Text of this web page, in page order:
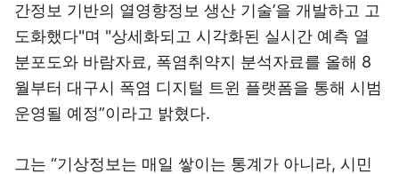
간정보 기반의 열영향정보 생산 기술’을 개발하고 고
도화했다"며 "상세화되고 시각화된 실시간 예측 열
분포도와 바람자료, 폭염취약지 분석자료를 올해 8
월부터 대구시 폭염 디지털 트윈 플랫폼을 통해 시범
운영될 예정”이라고 밝혔다.
그는 “기상정보는 매일 쌓이는 통계가 아니라, 시민